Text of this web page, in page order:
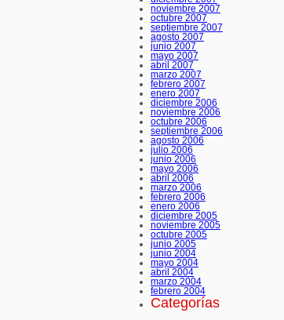
noviembre 2007
octubre 2007
septiembre 2007
agosto 2007
junio 2007
mayo 2007
abril 2007
marzo 2007
febrero 2007
enero 2007
diciembre 2006
noviembre 2006
octubre 2006
septiembre 2006
agosto 2006
julio 2006
junio 2006
mayo 2006
abril 2006
marzo 2006
febrero 2006
enero 2006
diciembre 2005
noviembre 2005
octubre 2005
junio 2005
junio 2004
mayo 2004
abril 2004
marzo 2004
febrero 2004
Categorías